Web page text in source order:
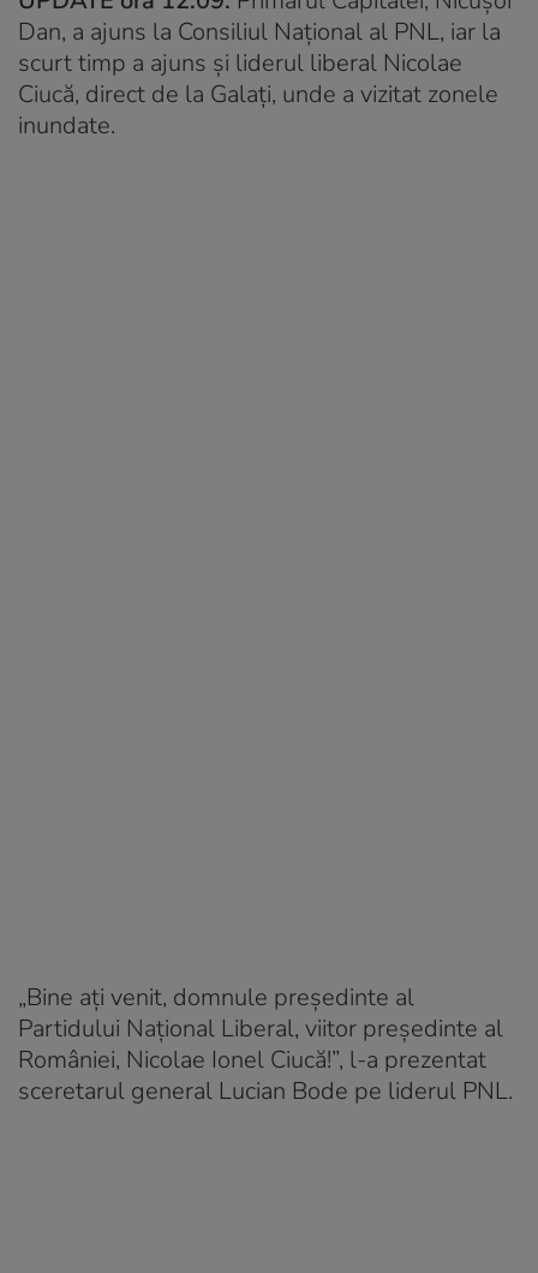
Dan, a ajuns la Consiliul Național al PNL, iar la
scurt timp a ajuns și liderul liberal Nicolae
Ciucă, direct de la Galați, unde a vizitat zonele
inundate.
„Bine aţi venit, domnule preşedinte al
Partidului Naţional Liberal, viitor preşedinte al
României, Nicolae Ionel Ciucă!”, l-a prezentat
sceretarul general Lucian Bode pe liderul PNL.